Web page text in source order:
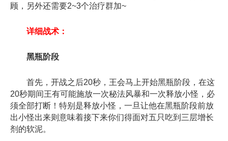
顾，另外还需要2~3个治疗群加~
详细战术 ：
黑瓶阶段
首先，开战之后20秒，王会马上开始黑瓶阶段，在这
20秒期间王有可能施放一次秘法风暴和一次释放小怪，必
须全部打断！特别是释放小怪，一旦让他在黑瓶阶段前放
出小怪出来则意味着接下来你们得面对五只吃到三层增长
剂的软泥。